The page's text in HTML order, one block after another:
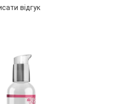
відгук